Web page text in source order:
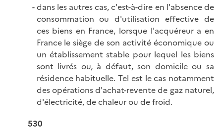
dans les autres cas, c'est-à-dire en l'absence de
consommation ou d'utilisation effective de
ces biens en France, lorsque l'acquéreur a en
France le siège de son activité économique ou
un établissement stable pour lequel les biens
sont livrés ou, à défaut, son domicile ou sa
résidence habituelle. Tel est le cas notamment
des opérations d'achat-revente de gaz naturel,
d'électricité, de chaleur ou de froid.
530